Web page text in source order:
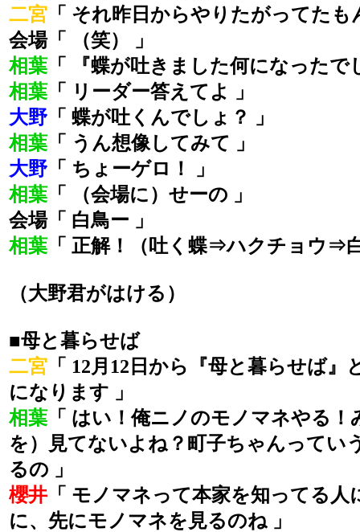
二宮 「 それ昨日からやりたがってたも
会場「 （笑） 」
相葉 「 『蝶が吐きました何になったで
相葉 「 リーダー答えてよ 」
大野 「 蝶が吐くんでしょ？ 」
相葉 「 うん想像してみて 」
大野 「 ちょーゲロ！ 」
相葉 「 （会場に）せーの 」
会場「 白鳥ー 」
相葉 「 正解！（吐く蝶⇒ハクチョウ⇒
（大野君がはける）
■母と暮らせば
二宮 「 12月12日から『母と暮らせば』
になります 」
相葉 「 はい！俺ニノのモノマネやる
を）見てないよね？町子ちゃんってい
るの 」
櫻井 「 モノマネって本家を知ってる
に、先にモノマネを見るのね 」